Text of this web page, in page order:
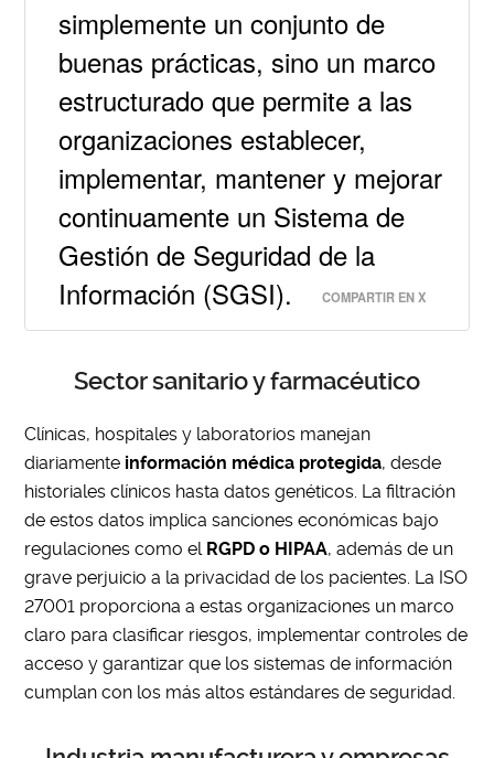
simplemente un conjunto de
buenas prácticas, sino un marco
estructurado que permite a las
organizaciones establecer,
implementar, mantener y mejorar
continuamente un Sistema de
Gestión de Seguridad de la
Información (SGSI).
COMPARTIR EN X
Sector sanitario y farmacéutico
Clínicas, hospitales y laboratorios manejan
diariamente información médica protegida, desde
historiales clínicos hasta datos genéticos. La filtración
de estos datos implica sanciones económicas bajo
regulaciones como el RGPD o HIPAA, además de un
grave perjuicio a la privacidad de los pacientes. La ISO
27001 proporciona a estas organizaciones un marco
claro para clasificar riesgos, implementar controles de
acceso y garantizar que los sistemas de información
cumplan con los más altos estándares de seguridad.